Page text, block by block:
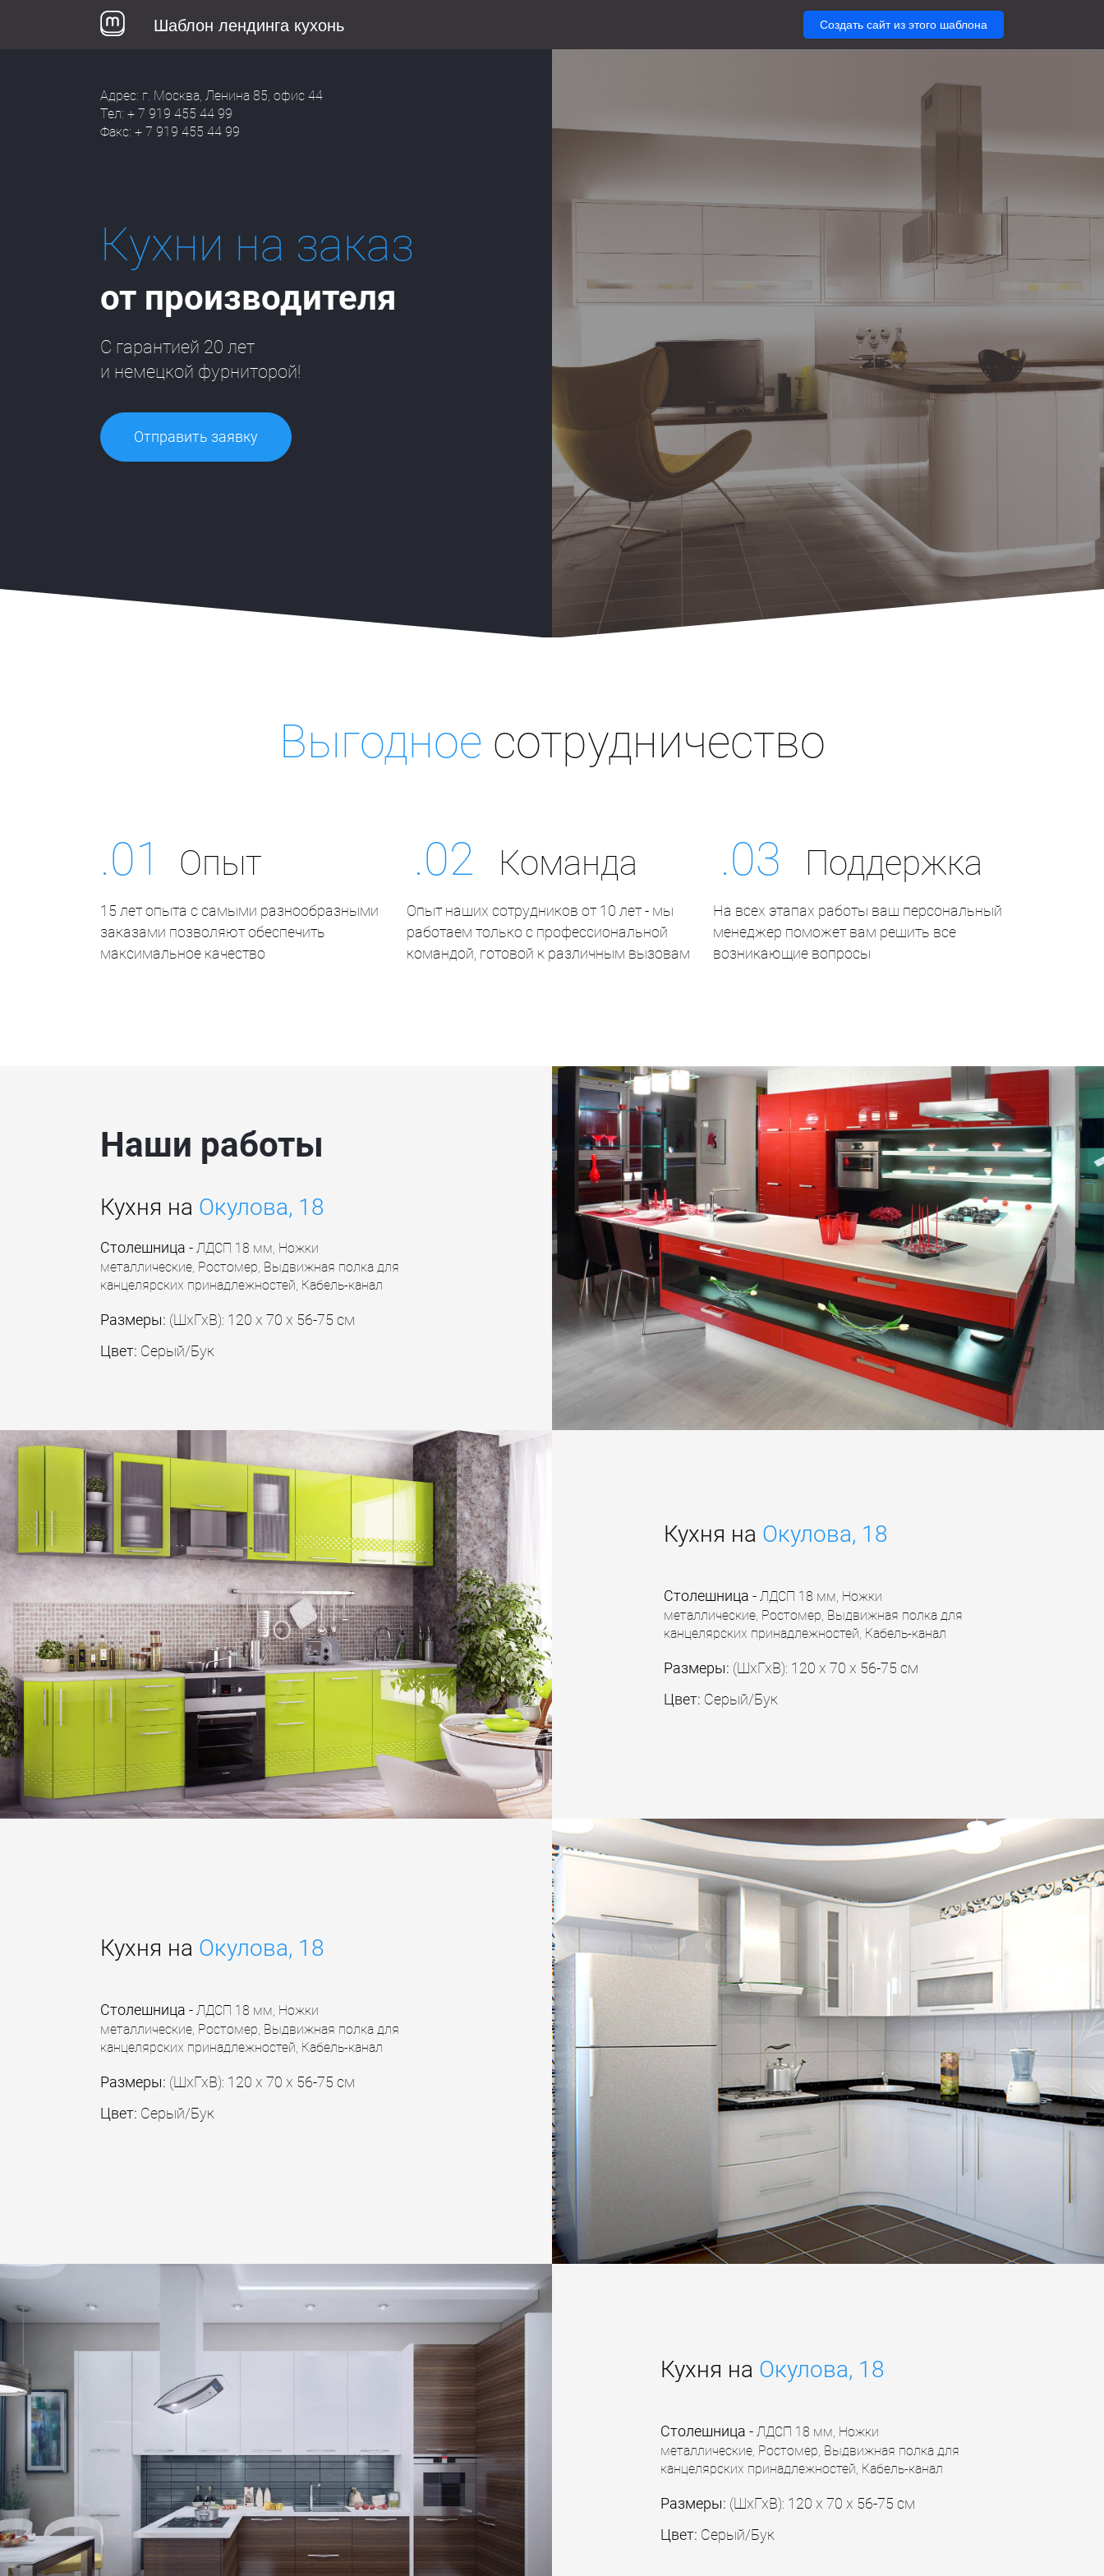
Шаблон лендинга кухонь Создать сайт из этого шаблона
Адрес: г. Москва, Ленина 85, офис 44
Тел: + 7 919 455 44 99
Факс: + 7 919 455 44 99
Кухни на заказ
от производителя
С гарантией 20 лет
и немецкой фурниторой!
Отправить заявку
Выгодное сотрудничество
.01 Опыт
15 лет опыта с самыми разнообразными
заказами позволяют обеспечить
максимальное качество
.02 Команда
Опыт наших сотрудников от 10 лет - мы
работаем только с профессиональной
командой, готовой к различным вызовам
.03 Поддержка
На всех этапах работы ваш персональный
менеджер поможет вам решить все
возникающие вопросы
Наши работы
Кухня на Окулова, 18
Столешница -ЛДСП 18 мм, Ножки
металлические, Ростомер, Выдвижная полка для
канцелярских принадлежностей, Кабель-канал
Размеры: (ШхГхВ): 120 х 70 х 56-75 см
Цвет: Серый/Бук
Кухня на Окулова, 18
Столешница - ЛДСП 18 мм, Ножки
металлические, Ростомер, Выдвижная полка для
канцелярских принадлежностей, Кабель-канал
Размеры: (ШхГхВ): 120 х 70 х 56-75 см
Цвет: Серый/Бук
Кухня на Окулова, 18
Столешница - ЛДСП 18 мм, Ножки
металлические, Ростомер, Выдвижная полка для
канцелярских принадлежностей, Кабель-канал
Размеры: (ШхГхВ): 120 х 70 х 56-75 см
Цвет: Серый/Бук
Кухня на Окулова, 18
Столешница - ЛДСП 18 мм, Ножки
металлические, Ростомер, Выдвижная полка для
канцелярских принадлежностей, Кабель-канал
Размеры: (ШхГхВ): 120 х 70 х 56-75 см
Цвет: Серый/Бук